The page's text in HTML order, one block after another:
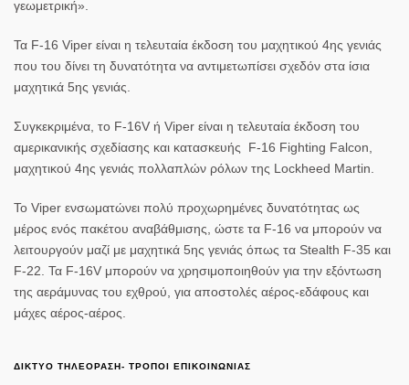
γεωμετρική».
Τα F-16 Viper είναι η τελευταία έκδοση του μαχητικού 4ης γενιάς
που του δίνει τη δυνατότητα να αντιμετωπίσει σχεδόν στα ίσια
μαχητικά 5ης γενιάς.
Συγκεκριμένα, το F-16V ή Viper είναι η τελευταία έκδοση του
αμερικανικής σχεδίασης και κατασκευής F-16 Fighting Falcon,
μαχητικού 4ης γενιάς πολλαπλών ρόλων της Lockheed Martin.
Το Viper ενσωματώνει πολύ προχωρημένες δυνατότητας ως
μέρος ενός πακέτου αναβάθμισης, ώστε τα F-16 να μπορούν να
λειτουργούν μαζί με μαχητικά 5ης γενιάς όπως τα Stealth F-35 και
F-22. Τα F-16V μπορούν να χρησιμοποιηθούν για την εξόντωση
της αεράμυνας του εχθρού, για αποστολές αέρος-εδάφους και
μάχες αέρος-αέρος.
ΔΙΚΤΥΟ ΤΗΛΕΟΡΑΣΗ- ΤΡΟΠΟΙ ΕΠΙΚΟΙΝΩΝΙΑΣ